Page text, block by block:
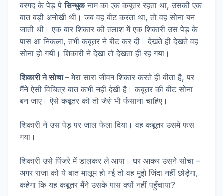
बरगद के पेड़ पेसिन्धुकनाम का एक कबूतर रहता था, उसकी एक
बात बड़ी अनोखी थी। जब वह बीट करता था, तो वह सोना बन
जाती थी। एक बार शिकार की तलाश में एक शिकारी उस पेड़ के
पास आ निकला, तभी कबूतर ने बीट कर दी। देखते ही देखते वह
सोना हो गयी। शिकारी ने देखा तो देखता ही रह गया।
शिकारी ने सोचा – मेरा सारा जीवन शिकार करते ही बीता है, पर
मैंने ऐसी विचित्र बात कभी नहीं देखी है। कबूतर की बीट सोना
बन जाए। ऐसे कबूतर को तो जैसे भी फँसाना चाहिए।
शिकारी ने उस पेड़ पर जाल फेला दिया। वह कबूतर उसमे फस
गया।
शिकारी उसे पिंजरे में डालकर ले आया। घर आकर उसने सोचा –
अगर राजा को ये बात मालूम हो गई तो वह मुझे जिंदा नहीं छोड़ेगा,
कहेगा कि यह कबूतर मैंने उसके पास क्यों नहीं पहुँचाया?